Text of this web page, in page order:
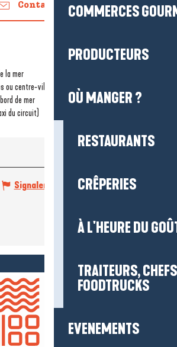
COMMERCES
PRODUCTEURS
OÙ MANGER ?
RESTAURANTS
CRÊPERIES
À L'HEURE DU
TRAITEURS,
FOODTRUCKS
EVENEMENTS
Contactez-nous
la mer
ou centre-ville
de mer
du circuit)
Signaler une erreur